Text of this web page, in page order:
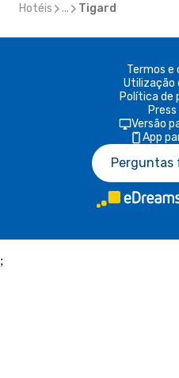
Hotéis ... Tigard
Termos e
Utilização
Política de
Versão
App
Perguntas
;